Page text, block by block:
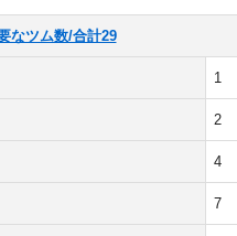
なツム数/合計29
1
2
4
7